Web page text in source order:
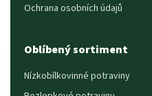
Ochrana osobních údajů
Oblíbený sortiment
Nízkobílkovinné potraviny